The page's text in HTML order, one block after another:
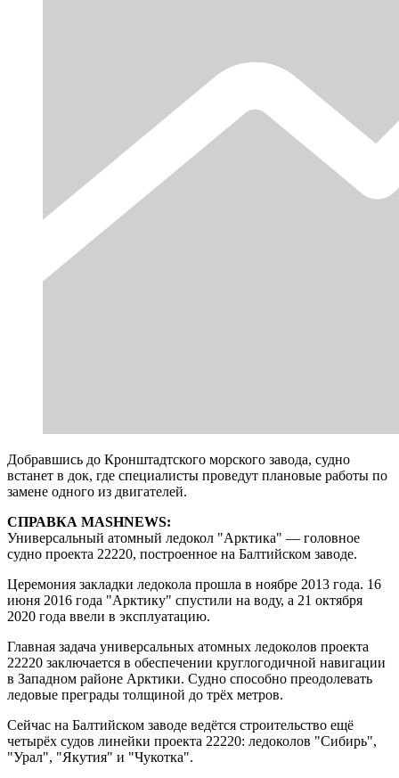
Добравшись до Кронштадтского морского завода, судно
встанет в док, где специалисты проведут плановые работы по
замене одного из двигателей.
СПРАВКА MASHNEWS:
Универсальный атомный ледокол "Арктика" — головное
судно проекта 22220, построенное на Балтийском заводе.
Церемония закладки ледокола прошла в ноябре 2013 года. 16
июня 2016 года "Арктику" спустили на воду, а 21 октября
2020 года ввели в эксплуатацию.
Главная задача универсальных атомных ледоколов проекта
22220 заключается в обеспечении круглогодичной навигации
в Западном районе Арктики. Судно способно преодолевать
ледовые преграды толщиной до трёх метров.
Сейчас на Балтийском заводе ведётся строительство ещё
четырёх судов линейки проекта 22220: ледоколов "Сибирь",
"Урал", "Якутия" и "Чукотка".